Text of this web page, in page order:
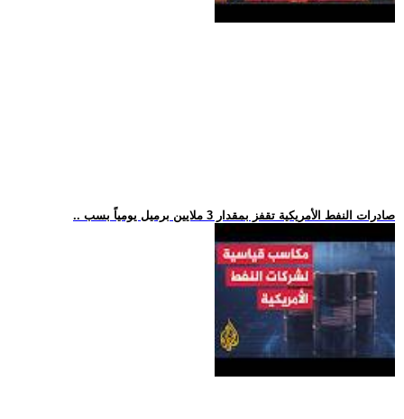
.. صادرات النفط الأمريكية تقفز بمقدار 3 ملايين برميل يومياً بسب